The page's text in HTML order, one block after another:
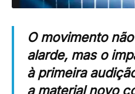
O movimento
alarde, mas o
à primeira
a material novo